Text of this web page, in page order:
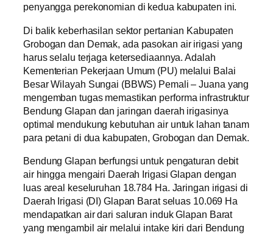
penyangga perekonomian di kedua kabupaten ini.
Di balik keberhasilan sektor pertanian Kabupaten
Grobogan dan Demak, ada pasokan air irigasi yang
harus selalu terjaga ketersediaannya. Adalah
Kementerian Pekerjaan Umum (PU) melalui Balai
Besar Wilayah Sungai (BBWS) Pemali – Juana yang
mengemban tugas memastikan performa infrastruktur
Bendung Glapan dan jaringan daerah irigasinya
optimal mendukung kebutuhan air untuk lahan tanam
para petani di dua kabupaten, Grobogan dan Demak.
Bendung Glapan berfungsi untuk pengaturan debit
air hingga mengairi Daerah Irigasi Glapan dengan
luas areal keseluruhan 18.784 Ha. Jaringan irigasi di
Daerah Irigasi (DI) Glapan Barat seluas 10.069 Ha
mendapatkan air dari saluran induk Glapan Barat
yang mengambil air melalui intake kiri dari Bendung